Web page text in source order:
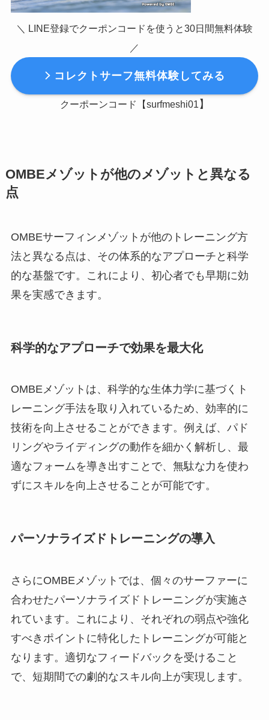
＼ LINE登録でクーポンコードを使うと30日間無料体験
／
コレクトサーフ無料体験してみる
クーポーンコード【surfmeshi01 】
OMBEメゾットが他のメゾットと異なる
点
OMBEサーフィンメゾットが他のトレーニング方
法と異なる点は、その体系的なアプローチと科学
的な基盤です。これにより、初心者でも早期に効
果を実感できます。
科学的なアプローチで効果を最大化
OMBEメゾットは、科学的な生体力学に基づくト
レーニング手法を取り入れているため、効率的に
技術を向上させることができます。例えば、パド
リングやライディングの動作を細かく解析し、最
適なフォームを導き出すことで、無駄な力を使わ
ずにスキルを向上させることが可能です。
パーソナライズドトレーニングの導入
さらにOMBEメゾットでは、個々のサーファーに
合わせたパーソナライズドトレーニングが実施さ
れています。これにより、それぞれの弱点や強化
すべきポイントに特化したトレーニングが可能と
なります。適切なフィードバックを受けること
で、短期間での劇的なスキル向上が実現します。